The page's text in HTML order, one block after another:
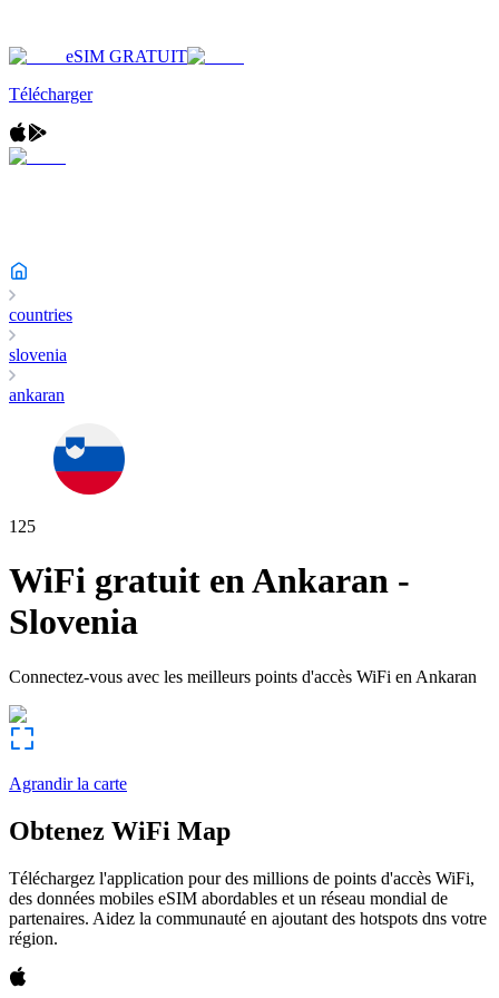
eSIM GRATUIT
Télécharger
countries
slovenia
ankaran
125
WiFi gratuit enAnkaran -
Slovenia
Connectez-vous avec les meilleurs points d'accès WiFi en Ankaran
Agrandir la carte
Obtenez WiFi Map
Téléchargez l'application pour des millions de points d'accès WiFi,
des données mobiles eSIM abordables et un réseau mondial de
partenaires. Aidez la communauté en ajoutant des hotspots dns votre
région.